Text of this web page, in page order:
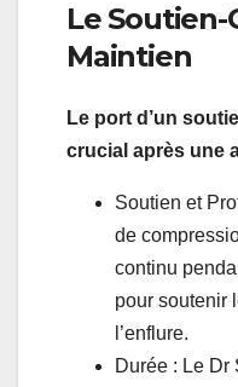
Le Soutien-
Maintien
Le port d’un
crucial après une
Soutien et
de
continu
pour soutenir
l’enflure.
Durée : Le Dr